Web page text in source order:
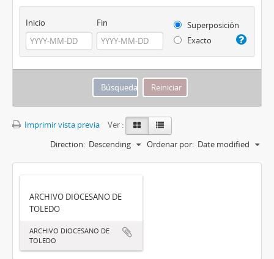
Inicio Fin
Superposición
Exacto
Imprimir vista previa
Ver :
Ordenar por: Date modified
Direction: Descending
ARCHIVO DIOCESANO DE
TOLEDO
ARCHIVO DIOCESANO DE
TOLEDO